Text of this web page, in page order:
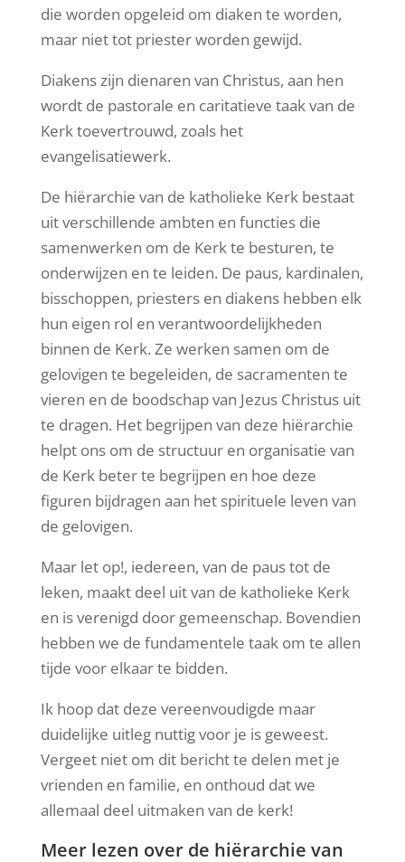
die worden opgeleid om diaken te worden,
maar niet tot priester worden gewijd.
Diakens zijn dienaren van Christus, aan hen
wordt de pastorale en caritatieve taak van de
Kerk toevertrouwd, zoals het
evangelisatiewerk.
De hiërarchie van de katholieke Kerk bestaat
uit verschillende ambten en functies die
samenwerken om de Kerk te besturen, te
onderwijzen en te leiden. De paus, kardinalen,
bisschoppen, priesters en diakens hebben elk
hun eigen rol en verantwoordelijkheden
binnen de Kerk. Ze werken samen om de
gelovigen te begeleiden, de sacramenten te
vieren en de boodschap van Jezus Christus uit
te dragen. Het begrijpen van deze hiërarchie
helpt ons om de structuur en organisatie van
de Kerk beter te begrijpen en hoe deze
figuren bijdragen aan het spirituele leven van
de gelovigen.
Maar let op!, iedereen, van de paus tot de
leken, maakt deel uit van de katholieke Kerk
en is verenigd door gemeenschap. Bovendien
hebben we de fundamentele taak om te allen
tijde voor elkaar te bidden.
Ik hoop dat deze vereenvoudigde maar
duidelijke uitleg nuttig voor je is geweest.
Vergeet niet om dit bericht te delen met je
vrienden en familie, en onthoud dat we
allemaal deel uitmaken van de kerk!
Meer lezen over de hiërarchie van